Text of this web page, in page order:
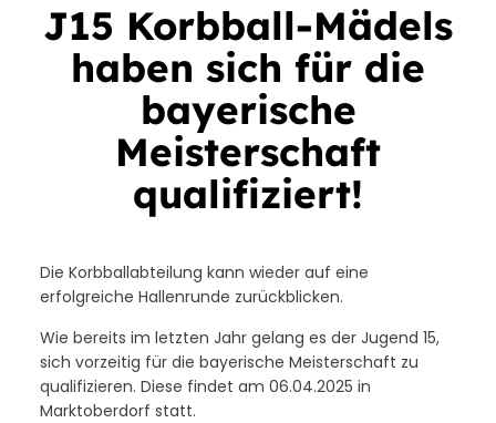
J15 Korbball-Mädels
haben sich für die
bayerische
Meisterschaft
qualifiziert!
Die Korbballabteilung kann wieder auf eine
erfolgreiche Hallenrunde zurückblicken.
Wie bereits im letzten Jahr gelang es der Jugend 15,
sich vorzeitig für die bayerische Meisterschaft zu
qualifizieren. Diese findet am 06.04.2025 in
Marktoberdorf statt.